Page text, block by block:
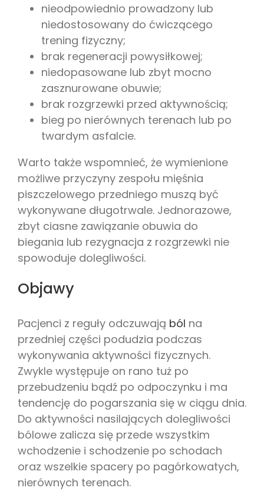
nieodpowiednio prowadzony lub
niedostosowany do ćwiczącego
trening fizyczny;
brak regeneracji powysiłkowej;
niedopasowane lub zbyt mocno
zasznurowane obuwie;
brak rozgrzewki przed aktywnością;
bieg po nierównych terenach lub po
twardym asfalcie.
Warto także wspomnieć, że wymienione
możliwe przyczyny zespołu mięśnia
piszczelowego przedniego muszą być
wykonywane długotrwale. Jednorazowe,
zbyt ciasne zawiązanie obuwia do
biegania lub rezygnacja z rozgrzewki nie
spowoduje dolegliwości.
Objawy
Pacjenci z reguły odczuwają ból na
przedniej części podudzia podczas
wykonywania aktywności fizycznych.
Zwykle występuje on rano tuż po
przebudzeniu bądź po odpoczynku i ma
tendencję do pogarszania się w ciągu dnia.
Do aktywności nasilających dolegliwości
bólowe zalicza się przede wszystkim
wchodzenie i schodzenie po schodach
oraz wszelkie spacery po pagórkowatych,
nierównych terenach.